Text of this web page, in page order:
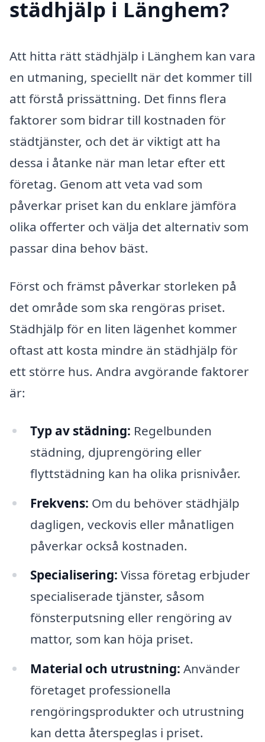
städhjälp i Länghem?
Att hitta rätt städhjälp i Länghem kan vara
en utmaning, speciellt när det kommer till
att förstå prissättning. Det finns flera
faktorer som bidrar till kostnaden för
städtjänster, och det är viktigt att ha
dessa i åtanke när man letar efter ett
företag. Genom att veta vad som
påverkar priset kan du enklare jämföra
olika offerter och välja det alternativ som
passar dina behov bäst.
Först och främst påverkar storleken på
det område som ska rengöras priset.
Städhjälp för en liten lägenhet kommer
oftast att kosta mindre än städhjälp för
ett större hus. Andra avgörande faktorer
är:
Typ av städning: Regelbunden
städning, djuprengöring eller
flyttstädning kan ha olika prisnivåer.
Frekvens: Om du behöver städhjälp
dagligen, veckovis eller månatligen
påverkar också kostnaden.
Specialisering: Vissa företag erbjuder
specialiserade tjänster, såsom
fönsterputsning eller rengöring av
mattor, som kan höja priset.
Material och utrustning: Använder
företaget professionella
rengöringsprodukter och utrustning
kan detta återspeglas i priset.